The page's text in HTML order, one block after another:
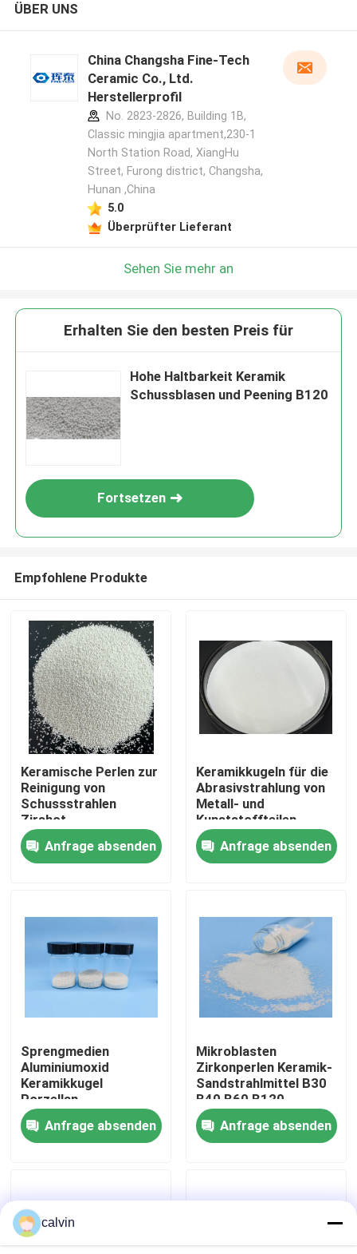
Startseite
Produkte
Fabrik Tour
Qualitätskontrolle
Kontakt
Referenzen
Keramische startende Medien
Keramisches startendes Scheuermittel
ÜBER UNS
China Changsha Fine-Tech
Ceramic Co., Ltd.
Herstellerprofil
No. 2823-2826, Building 1B,
Classic mingjia apartment,230-1
North Station Road, XiangHu
Street, Furong district, Changsha,
Hunan ,China
5.0
Überprüfter Lieferant
Sehen Sie mehr an
Erhalten Sie den besten Preis für
Hohe Haltbarkeit Keramik
Schussblasen und Peening B120
Fortsetzen
Empfohlene Produkte
Keramische Perlen zur
Reinigung von
Schussstrahlen
Zirshot
Abrasivstrahlmedien
Anfrage absenden
Keramikkugeln für die
Abrasivstrahlung von
Metall- und
Kunststoffteilen
Anfrage absenden
Sprengmedien
Aluminiumoxid
Keramikkugel
Porzellan
Schleifperlen für
Oberflächenschleifung
und Polieren Grit 36
Anfrage absenden
Mikroblasten
Zirkonperlen Keramik-
Sandstrahlmittel B30
B40 B60 B120
Anfrage absenden
calvin